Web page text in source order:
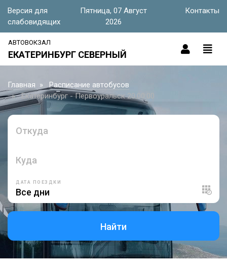
Версия для
слабовидящих
Пятница, 07 Август
2026
Контакты
АВТОВОКЗАЛ
ЕКАТЕРИНБУРГ СЕВЕРНЫЙ
Главная
Расписание автобусов
Екатеринбург - Первоуральск 20:00:00
Откуда
Куда
ДАТА ПОЕЗДКИ
Найти